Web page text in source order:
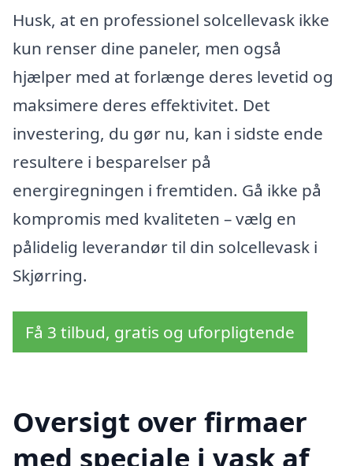
Husk, at en professionel solcellevask ikke
kun renser dine paneler, men også
hjælper med at forlænge deres levetid og
maksimere deres effektivitet. Det
investering, du gør nu, kan i sidste ende
resultere i besparelser på
energiregningen i fremtiden. Gå ikke på
kompromis med kvaliteten – vælg en
pålidelig leverandør til din solcellevask i
Skjørring.
Få 3 tilbud, gratis og uforpligtende
Oversigt over firmaer
med speciale i vask af